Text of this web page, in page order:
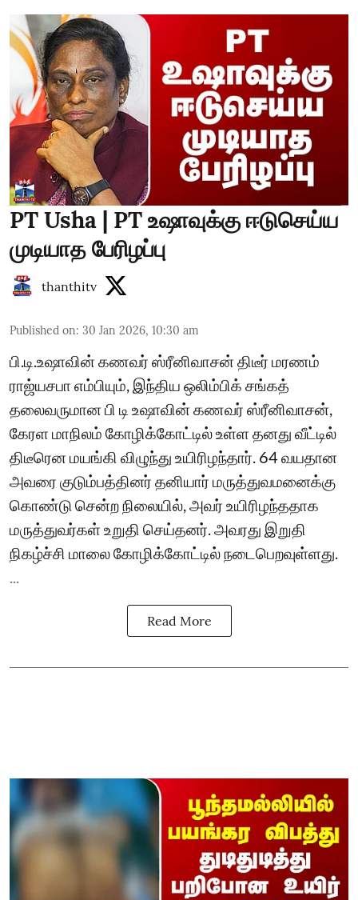
PT Usha | PT உஷாவுக்கு ஈடுசெய்ய
முடியாத பேரிழப்பு
thanthitv
Published on: 30 Jan 2026, 10:30 am
பி.டி.உஷாவின் கணவர் ஸ்ரீனிவாசன் திடீர் மரணம்
ராஜ்யசபா எம்பியும், இந்திய ஒலிம்பிக் சங்கத்
தலைவருமான பி டி உஷாவின் கணவர் ஸ்ரீனிவாசன்,
கேரள மாநிலம் கோழிக்கோட்டில் உள்ள தனது வீட்டில்
திடீரென மயங்கி விழுந்து உயிரிழந்தார். 64 வயதான
அவரை குடும்பத்தினர் தனியார் மருத்துவமனைக்கு
கொண்டு சென்ற நிலையில், அவர் உயிரிழந்ததாக
மருத்துவர்கள் உறுதி செய்தனர். அவரது இறுதி
நிகழ்ச்சி மாலை கோழிக்கோட்டில் நடைபெறவுள்ளது.
Read More